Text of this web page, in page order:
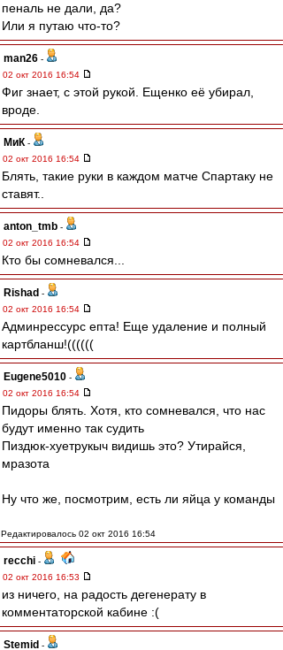
пеналь не дали, да?
Или я путаю что-то?
man26 -
02 окт 2016 16:54
Фиг знает, с этой рукой. Ещенко её убирал,
вроде.
МиК -
02 окт 2016 16:54
Блять, такие руки в каждом матче Спартаку не
ставят..
anton_tmb -
02 окт 2016 16:54
Кто бы сомневался...
Rishad -
02 окт 2016 16:54
Админрессурс епта! Еще удаление и полный
картбланш!((((((
Eugene5010 -
02 окт 2016 16:54
Пидоры блять. Хотя, кто сомневался, что нас
будут именно так судить
Пиздюк-хуетрукыч видишь это? Утирайся,
мразота
Ну что же, посмотрим, есть ли яйца у команды
Редактировалось 02 окт 2016 16:54
recchi -
02 окт 2016 16:53
из ничего, на радость дегенерату в
комментаторской кабине :(
Stemid -